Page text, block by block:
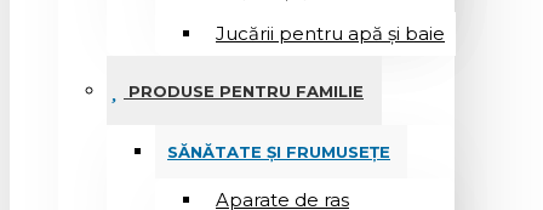
Jucării pentru apă și baie
PRODUSE PENTRU FAMILIE
SĂNĂTATE ȘI FRUMUSEȚE
Aparate de ras